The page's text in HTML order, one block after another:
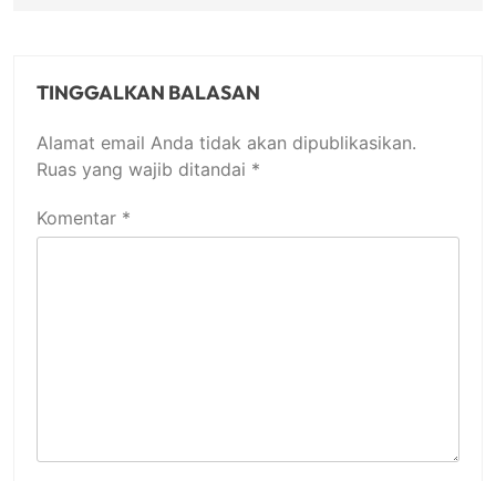
TINGGALKAN BALASAN
Alamat email Anda tidak akan dipublikasikan.
Ruas yang wajib ditandai *
Komentar *